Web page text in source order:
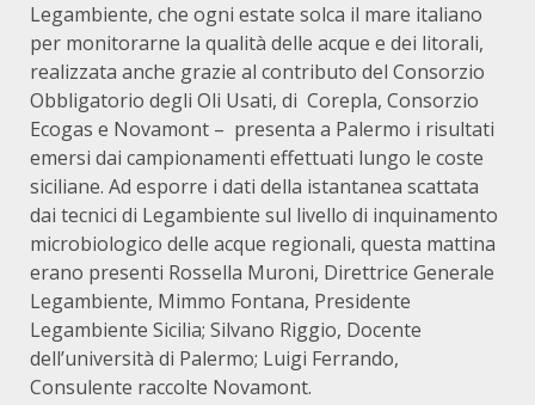
Legambiente, che ogni estate solca il mare italiano
per monitorarne la qualità delle acque e dei litorali,
realizzata anche grazie al contributo del Consorzio
Obbligatorio degli Oli Usati, di Corepla, Consorzio
Ecogas e Novamont – presenta a Palermo i risultati
emersi dai campionamenti effettuati lungo le coste
siciliane. Ad esporre i dati della istantanea scattata
dai tecnici di Legambiente sul livello di inquinamento
microbiologico delle acque regionali, questa mattina
erano presenti Rossella Muroni, Direttrice Generale
Legambiente, Mimmo Fontana, Presidente
Legambiente Sicilia; Silvano Riggio, Docente
dell’università di Palermo; Luigi Ferrando,
Consulente raccolte Novamont.